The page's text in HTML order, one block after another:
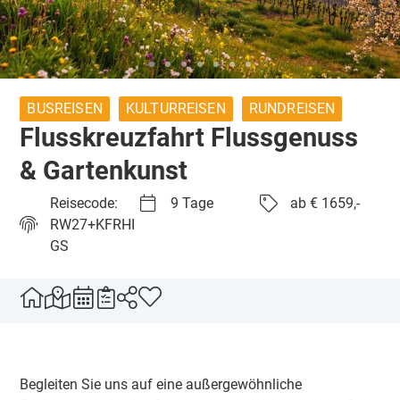
BUSREISEN KULTURREISEN RUNDREISEN
Flusskreuzfahrt Flussgenuss
& Gartenkunst
Reisecode:
RW27+KFRHI
GS
9 Tage ab € 1659,-
Begleiten Sie uns auf eine außergewöhnliche